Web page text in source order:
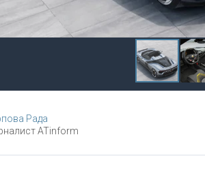
Рада
ATinform